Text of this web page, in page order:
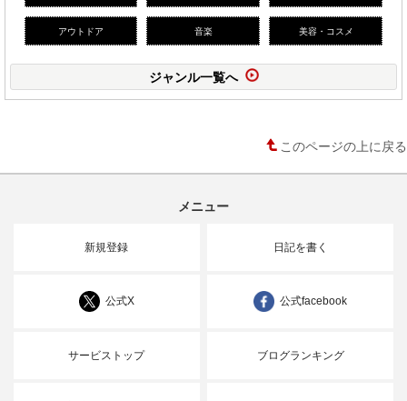
アウトドア 音楽 美容・コスメ
ジャンル一覧へ
このページの上に戻る
メニュー
新規登録 日記を書く
公式X 公式facebook
サービストップ ブログランキング